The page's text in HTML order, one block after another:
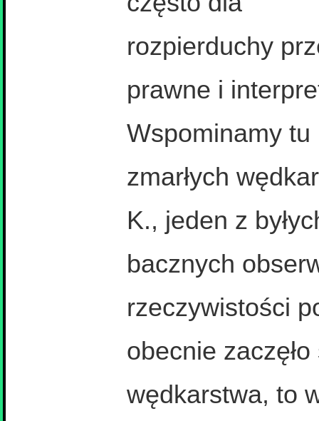
rozpierduchy
prawne i
Wspominamy tu
zmarłych
K., jeden z
bacznych
rzeczywistości
obecnie zaczęło
wędkarstwa, to